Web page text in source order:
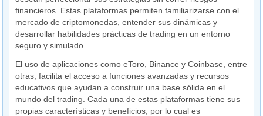
financieros. Estas plataformas permiten familiarizarse con el
mercado de criptomonedas, entender sus dinámicas y
desarrollar habilidades prácticas de trading en un entorno
seguro y simulado.
El uso de aplicaciones como eToro, Binance y Coinbase, entre
otras, facilita el acceso a funciones avanzadas y recursos
educativos que ayudan a construir una base sólida en el
mundo del trading. Cada una de estas plataformas tiene sus
propias características y beneficios, por lo cual es